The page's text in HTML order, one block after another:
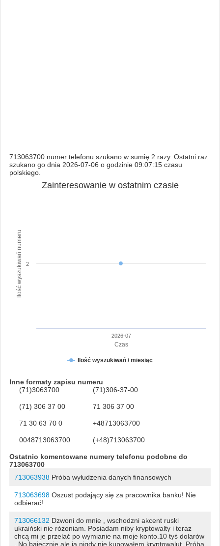
713063700 numer telefonu szukano w sumię 2 razy. Ostatni raz
szukano go dnia 2026-07-06 o godzinie 09:07:15 czasu
polskiego.
Czas
Ilość wyszukiwań numeru
Zainteresowanie w ostatnim czasie
Ilość wyszukiwań / miesiąc
2026-07
2
Inne formaty zapisu numeru
(71)3063700
(71)306-37-00
(71) 306 37 00 71 306 37 00
71 30 63 70 0 +48713063700
0048713063700 (+48)713063700
Ostatnio komentowane numery telefonu podobne do
713063700
713063938Próba wyłudzenia danych finansowych
713063698Oszust podający się za pracownika banku! Nie
odbierać!
713066132 Dzwoni do mnie , wschodzni akcent ruski
ukraiński nie różoniam. Posiadam niby kryptowalty i teraz
chcą mi je przelać po wymianie na moje konto.10 tyś dolarów
. No bajecznie ale ja nigdy nie kupowałem kryptowalut. Próba